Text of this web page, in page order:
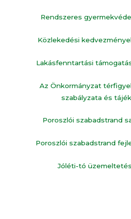
Rendszeres
Közlekedési
Lakásfenntartási
Az Önkormányzat
szabályzata és
Poroszlói szabadstrand
Poroszlói szabadstrand
Jóléti-tó